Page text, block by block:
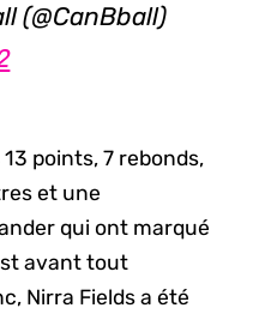
(@CanBball)
points, 7 rebonds,
et une
qui ont marqué
avant tout
Nirra Fields a été